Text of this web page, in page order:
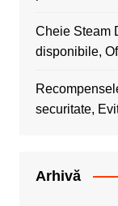
Cheie Steam
disponibile,
securitate,
Arhivă